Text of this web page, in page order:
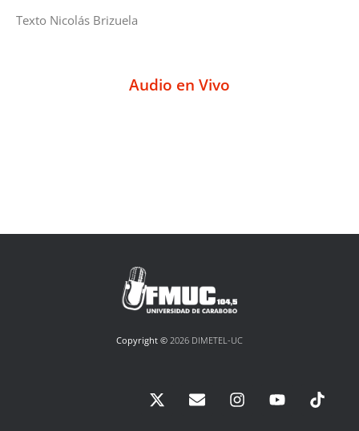
Texto Nicolás Brizuela
Audio en Vivo
Copyright © 2026 DIMETEL-UC